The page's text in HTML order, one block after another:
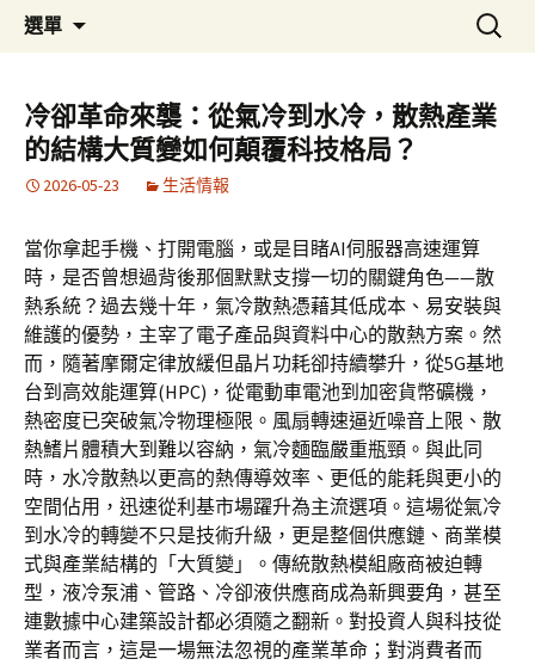
選單
要
內
容
搜
尋
鍵
字:
冷卻革命來襲：從氣冷到水冷，散熱產業
的結構大質變如何顛覆科技格局？
2026-05-23 生活情報
當你拿起手機、打開電腦，或是目睹AI伺服器高速運算
時，是否曾想過背後那個默默支撐一切的關鍵角色——散
熱系統？過去幾十年，氣冷散熱憑藉其低成本、易安裝與
維護的優勢，主宰了電子產品與資料中心的散熱方案。然
而，隨著摩爾定律放緩但晶片功耗卻持續攀升，從5G基地
台到高效能運算(HPC)，從電動車電池到加密貨幣礦機，
熱密度已突破氣冷物理極限。風扇轉速逼近噪音上限、散
熱鰭片體積大到難以容納，氣冷麵臨嚴重瓶頸。與此同
時，水冷散熱以更高的熱傳導效率、更低的能耗與更小的
空間佔用，迅速從利基市場躍升為主流選項。這場從氣冷
到水冷的轉變不只是技術升級，更是整個供應鏈、商業模
式與產業結構的「大質變」。傳統散熱模組廠商被迫轉
型，液冷泵浦、管路、冷卻液供應商成為新興要角，甚至
連數據中心建築設計都必須隨之翻新。對投資人與科技從
業者而言，這是一場無法忽視的產業革命；對消費者而